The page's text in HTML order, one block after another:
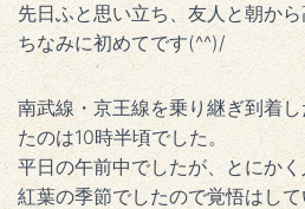
先日ふと思い立ち、友人と朝か
ちなみに初めてです(^^)/
南武線・京王線を乗り継ぎ到着
たのは10時半頃でした。
平日の午前中でしたが、とにか
紅葉の季節でしたので覚悟はし